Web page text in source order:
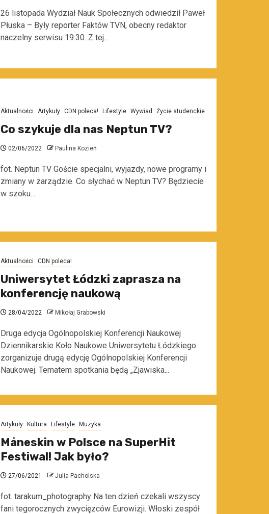
26 listopada Wydział Nauk Społecznych odwiedził Paweł
Płuska – Były reporter Faktów TVN, obecny redaktor
naczelny serwisu 19:30. Z tej...
Aktualności Artykuły CDN poleca! Lifestyle Wywiad Życie studenckie
Co szykuje dla nas Neptun TV?
02/06/2022 Paulina Kozień
fot. Neptun TV Goście specjalni, wyjazdy, nowe programy i
zmiany w zarządzie. Co słychać w Neptun TV? Będziecie
w szoku....
Aktualności CDN poleca!
Uniwersytet Łódzki zaprasza na
konferencję naukową
28/04/2022 Mikołaj Grabowski
Druga edycja Ogólnopolskiej Konferencji Naukowej
Dziennikarskie Koło Naukowe Uniwersytetu Łódzkiego
zorganizuje drugą edycję Ogólnopolskiej Konferencji
Naukowej. Tematem spotkania będą „Zjawiska...
Artykuły Kultura Lifestyle Muzyka
Måneskin w Polsce na SuperHit
Festiwal! Jak było?
27/06/2021 Julia Pacholska
fot. tarakum_photography Na ten dzień czekali wszyscy
fani tegorocznych zwycięzców Eurowizji. Włoski zespół